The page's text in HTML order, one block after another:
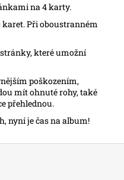
na 4 karty.
Při oboustranném
které umožní
poškozením,
mít ohnuté rohy, také
přehlednou.
nyní je čas na album!